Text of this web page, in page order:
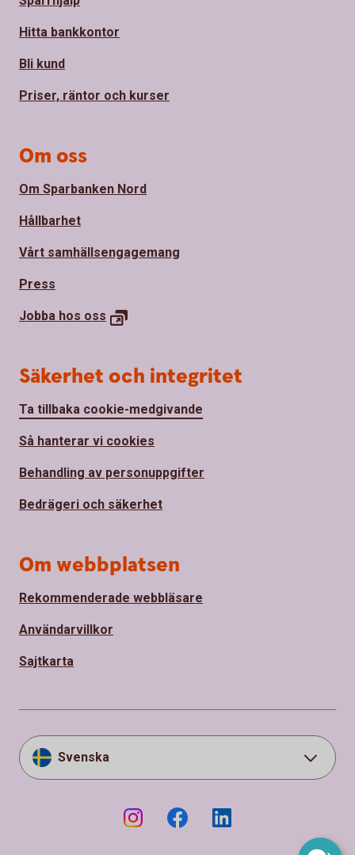
Hitta bankkontor
Bli kund
Priser, räntor och kurser
Om oss
Om Sparbanken Nord
Hållbarhet
Vårt samhällsengagemang
Press
Jobba hos oss
Säkerhet och integritet
Ta tillbaka cookie-medgivande
Så hanterar vi cookies
Behandling av personuppgifter
Bedrägeri och säkerhet
Om webbplatsen
Rekommenderade webbläsare
Användarvillkor
Sajtkarta
Svenska